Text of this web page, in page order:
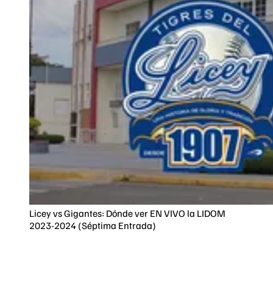
Licey vs Gigantes: Dónde ver EN VIVO la LIDOM
2023-2024 (Séptima Entrada)